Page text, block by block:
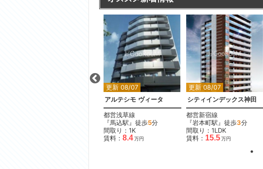
更新 08/07
アルテシモ ヴィータ
都営浅草線
『馬込駅』徒歩5分
間取り：1K
賃料： 8.4万円
更新 08/07
シティインデックス神田
都営新宿線
『岩本町駅』徒歩3分
間取り：1LDK
賃料： 15.5万円